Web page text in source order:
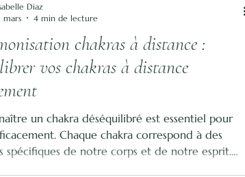
chakras à distance :
vos chakras à distance
un chakra déséquilibré est essentiel pour
Chaque chakra correspond à des
spécifiques de notre corps et de notre esprit.
Diaz
mars
4 min de lecture